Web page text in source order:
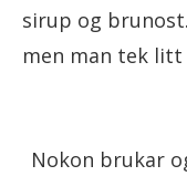
sirup og
men man tek litt
Nokon brukar